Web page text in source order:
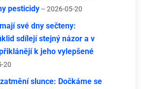
pesticidy – 2026-05-20
své dny sečteny:
sdílejí stejný názor a v
k jeho vylepšené
20
slunce: Dočkáme se